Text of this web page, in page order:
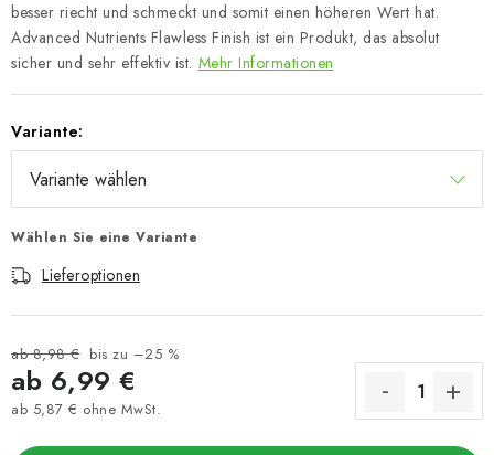
besser riecht und schmeckt und somit einen höheren Wert hat.
Advanced Nutrients Flawless Finish ist ein Produkt, das absolut
sicher und sehr effektiv ist. Mehr Informationen
Variante:
Wählen Sie eine Variante
Lieferoptionen
ab 8,98 € bis zu –25 %
ab 6,99 €
ab 5,87 € ohne MwSt.